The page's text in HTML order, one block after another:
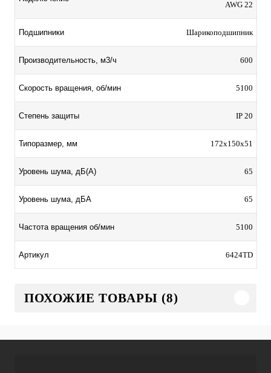
AWG 22
Подшипники Шарикоподшипник
Производительность, м3/ч 600
Скорость вращения, об/мин 5100
Степень защиты IP 20
Типоразмер, мм 172x150x51
Уровень шума, дБ(А) 65
Уровень шума, дБА 65
Частота вращения об/мин 5100
Артикул 6424TD
ПОХОЖИЕ ТОВАРЫ (8)